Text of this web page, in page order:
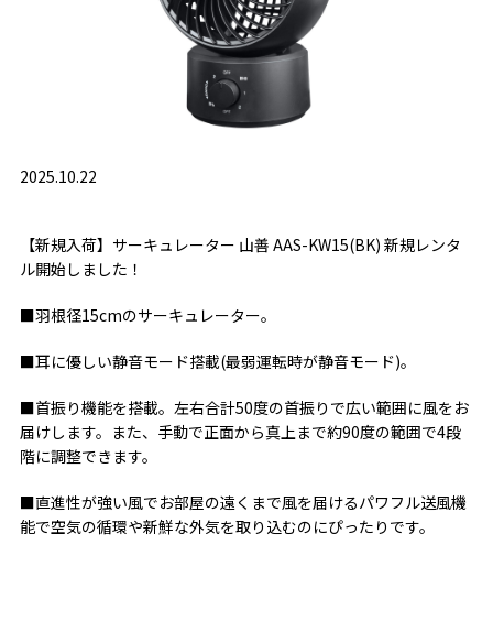
2025.10.22
【新規入荷】サーキュレーター 山善 AAS-KW15(BK) 新規レンタ
ル開始しました！
■羽根径15cmのサーキュレーター。
■耳に優しい静音モード搭載(最弱運転時が静音モード)。
■首振り機能を搭載。左右合計50度の首振りで広い範囲に風をお
届けします。また、手動で正面から真上まで約90度の範囲で4段
階に調整できます。
■直進性が強い風でお部屋の遠くまで風を届けるパワフル送風機
能で空気の循環や新鮮な外気を取り込むのにぴったりです。